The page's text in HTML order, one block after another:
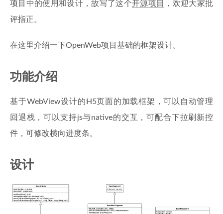
项目中的使用和设计，故写了这个开源项目
，欢迎大家批
评指正。
在这里介绍一下OpenWeb项目基础的框架设计。
功能介绍
基于WebView设计的H5页面的加载框架，可以自动管理
回退栈，可以支持js与native的交互，可配合下拉刷新控
件，可修改横向进度条。
设计